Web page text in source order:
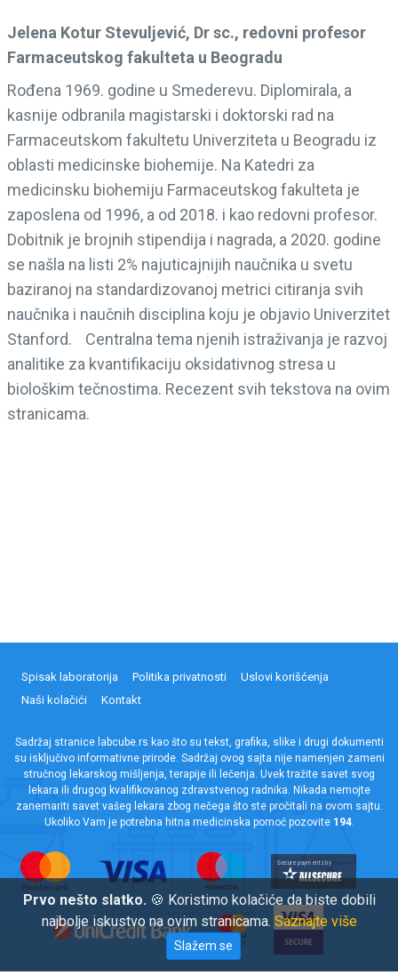
Jelena Kotur Stevuljević, Dr sc., redovni profesor
Farmaceutskog fakulteta u Beogradu
Rođena 1969. godine u Smederevu. Diplomirala, a
kasnije odbranila magistarski i doktorski rad na
Farmaceutskom fakultetu Univerziteta u Beogradu iz
oblasti medicinske biohemije. Na Katedri za
medicinsku biohemiju Farmaceutskog fakulteta je
zaposlena od 1996, a od 2018. i kao redovni profesor.
Dobitnik je brojnih stipendija i nagrada, a 2020. godine
se našla na listi 2% najuticajnijih naučnika u svetu
baziranoj na standardizovanoj metrici citiranja svih
naučnika i naučnih disciplina koju je objavio Univerzitet
Stanford. Centralna tema njenih istraživanja je razvoj
analitike za kvantifikaciju oksidativnog stresa u
biološkim tečnostima. Recezent svih tekstova na ovim
stranicama.
Prvo nešto slatko. 🍪 Koristimo kolačiće da biste dobili
najbolje iskustvo na ovim stranicama. Saznajte više
Slažem se
Spisak laboratorija Politika privatnosti
Uslovi korišćenja
Naši kolačići
Kontakt
Sadržaj stranice labcube.rs kao što su tekst, grafika, slike i drugi dokumenti
su isključivo informativne prirode. Sadržaj ovog sajta nije namenjen zameni
stručnog lekarskog mišljenja, terapije ili lečenja. Uvek tražite savet svog
lekara ili drugog kvalifikovanog zdravstvenog radnika. Nikada nemojte
zanemariti savet vašeg lekara zbog nečega što ste pročitali na ovom sajtu.
Ukoliko Vam je potrebna hitna medicinska pomoć pozovite 194.